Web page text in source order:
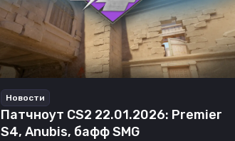
Новости
Патчноут CS2 22.01.2026: Premier
S4, Anubis, бафф SMG